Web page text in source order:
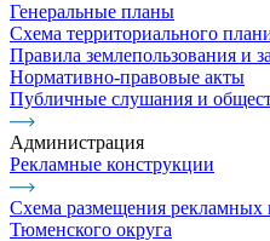
Генеральные планы
Схема территориального
Правила землепользования и
Нормативно-правовые акты
Публичные слушания и
Администрация
Рекламные конструкции
Схема размещения рекламных
Тюменского округа